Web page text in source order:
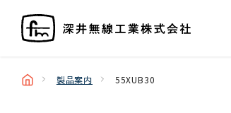
製品案内 55XUB30